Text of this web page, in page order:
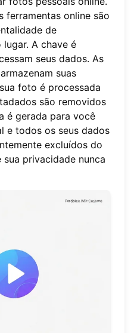
ferramentas online são
de
A chave é
seus dados. As
suas
foto é processada
são removidos
é gerada para você
e todos os seus dados
excluídos do
privacidade nunca